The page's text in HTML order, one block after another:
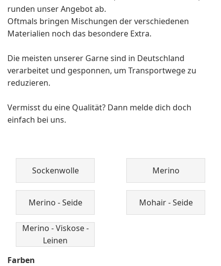
runden unser Angebot ab.
Oftmals bringen Mischungen der verschiedenen
Materialien noch das besondere Extra.
Die meisten unserer Garne sind in Deutschland
verarbeitet und gesponnen, um Transportwege zu
reduzieren.
Vermisst du eine Qualität? Dann melde dich doch
einfach bei uns.
Sockenwolle Merino
Merino - Seide Mohair - Seide
Merino - Viskose -
Leinen
Farben